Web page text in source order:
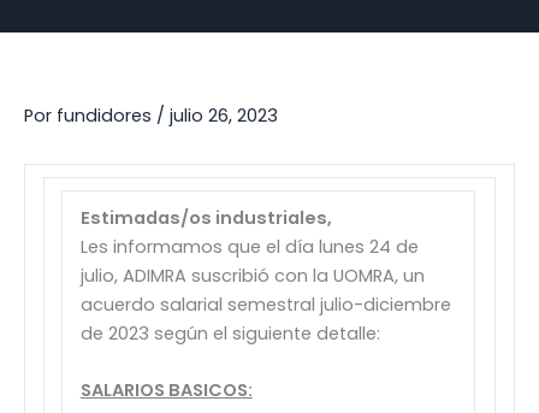
Por fundidores / julio 26, 2023
Estimadas/os industriales,
Les informamos que el día lunes 24 de
julio, ADIMRA suscribió con la UOMRA, un
acuerdo salarial semestral julio-diciembre
de 2023 según el siguiente detalle:
SALARIOS BASICOS: